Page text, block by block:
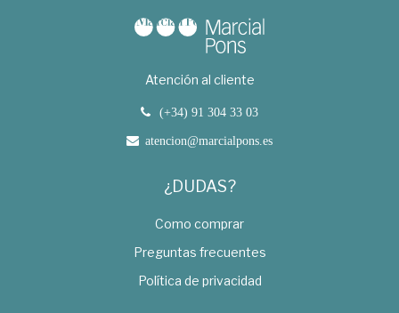
Atención al cliente
(+34) 91 304 33 03
atencion@marcialpons.es
¿DUDAS?
Como comprar
Preguntas frecuentes
Política de privacidad